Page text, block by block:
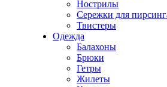
Нострилы
Сережки для
Твистеры
Одежда
Балахоны
Брюки
Гетры
Жилеты